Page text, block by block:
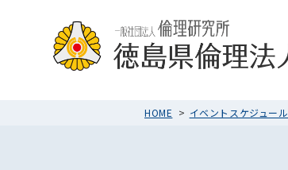
HOME イベントスケジュール